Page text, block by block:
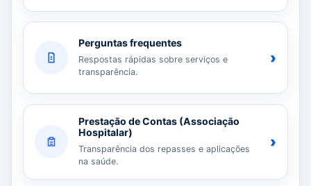
Perguntas frequentes
Respostas rápidas sobre serviços e
transparência.
›
Prestação de Contas (Associação
Hospitalar)
Transparência dos repasses e aplicações
na saúde.
›